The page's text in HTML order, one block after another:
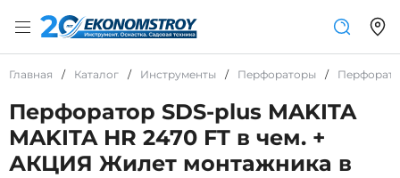
Главная / Каталог / Инструменты / Перфораторы /
Перфоратор SDS-plus MAKITA
MAKITA HR 2470 FT в чем. +
АКЦИЯ Жилет монтажника в